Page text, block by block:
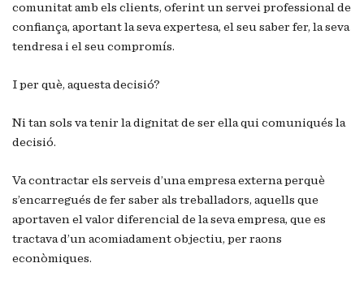
comunitat amb els clients, oferint un servei professional de
confiança, aportant la seva expertesa, el seu saber fer, la seva
tendresa i el seu compromís.
I per què, aquesta decisió?
Ni tan sols va tenir la dignitat de ser ella qui comuniqués la
decisió.
Va contractar els serveis d’una empresa externa perquè
s’encarregués de fer saber als treballadors, aquells que
aportaven el valor diferencial de la seva empresa, que es
tractava d’un acomiadament objectiu, per raons
econòmiques.